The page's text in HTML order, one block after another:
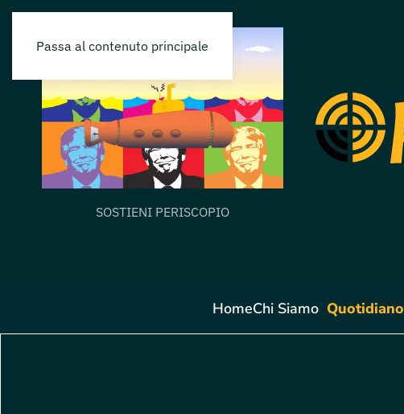
Passa al contenuto principale
SOSTIENI PERISCOPIO
HomeChi Siamo Quotidiano